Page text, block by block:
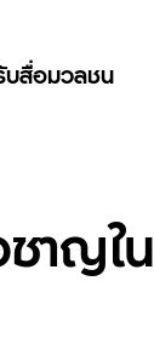
บสื่อมวลชน
าญใน